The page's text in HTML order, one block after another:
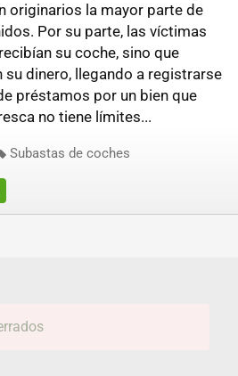
originarios la mayor parte de
Por su parte, las víctimas
su coche, sino que
dinero, llegando a registrarse
préstamos por un bien que
no tiene límites...
Subastas de coches